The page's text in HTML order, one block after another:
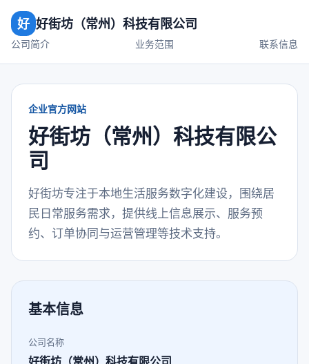
好 好街坊（常州）科技有限公司
公司简介 业务范围 联系信息
企业官方网站
好街坊（常州）科技有限公
司
好街坊专注于本地生活服务数字化建设，围绕居
民日常服务需求，提供线上信息展示、服务预
约、订单协同与运营管理等技术支持。
基本信息
公司名称
好街坊（常州）科技有限公司